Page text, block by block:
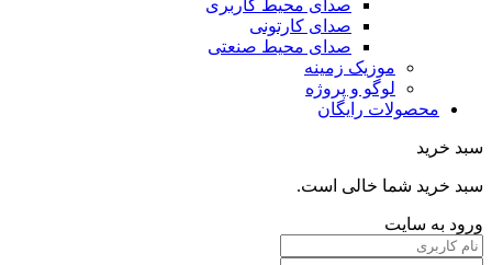
صدای محیط کاربری
صدای کارتونی
صدای محیط صنعتی
موزیک زمینه
لوگو و پروژه
محصولات رایگان
سبد خرید
سبد خرید شما خالی است.
ورود به سایت